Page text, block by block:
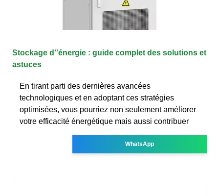
Stockage d''énergie : guide complet des solutions et
astuces
En tirant parti des dernières avancées
technologiques et en adoptant ces stratégies
optimisées, vous pourriez non seulement améliorer
votre efficacité énergétique mais aussi contribuer
WhatsApp